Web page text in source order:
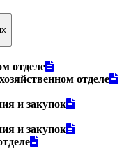
отделе
отделе
и закупок
и закупок